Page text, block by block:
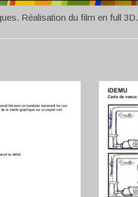
Réalisation du film en full 3D.